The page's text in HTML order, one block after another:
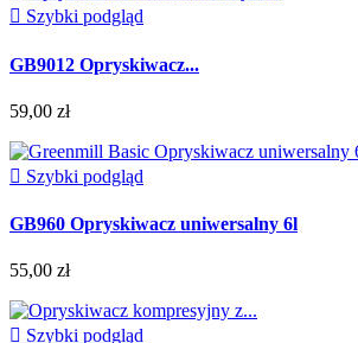
 Szybki podgląd
GB9012 Opryskiwacz...
59,00 zł
 Szybki podgląd
GB960 Opryskiwacz uniwersalny 6l
55,00 zł
 Szybki podgląd